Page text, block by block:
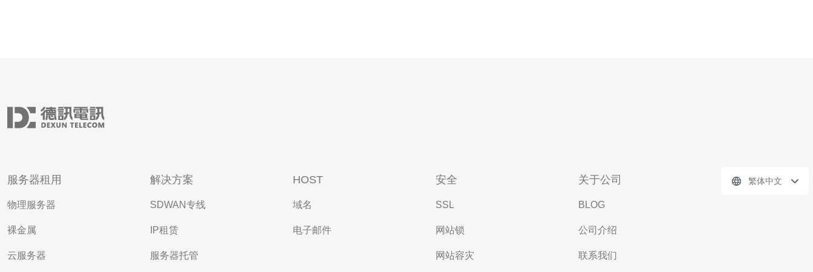
服务器租用
物理服务器
裸金属
云服务器
解决方案
SDWAN专线
IP租赁
服务器托管
HOST
域名
电子邮件
安全
SSL
网站锁
网站容灾
关于公司
BLOG
公司介绍
联系我们
繁体中文